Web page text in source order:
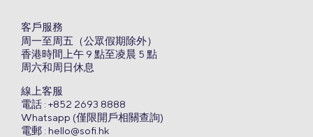
客戶服務
周一至周五（公眾假期除外）
香港時間上午 9 點至凌晨 5 點
周六和周日休息
線上客服
電話 : +852 2693 8888
Whatsapp (僅限開戶相關查詢)
電郵 : hello@sofi.hk